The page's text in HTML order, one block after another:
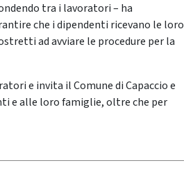
tra i lavoratori – ha
che i dipendenti ricevano le loro
ad avviare le procedure per la
e invita il Comune di Capaccio e
e alle loro famiglie, oltre che per